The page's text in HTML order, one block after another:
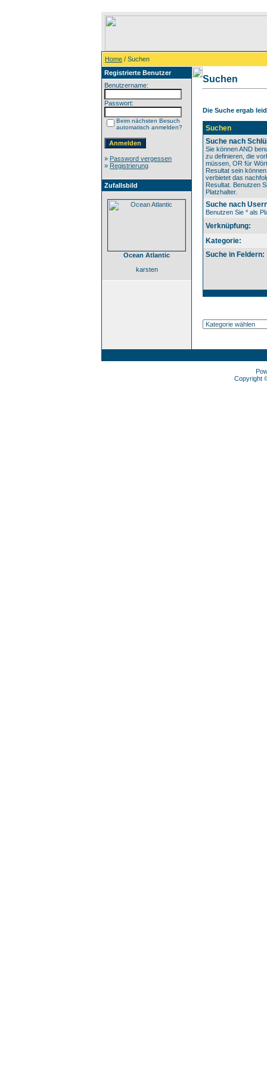
Home / Suchen
Registrierte Benutzer
Benutzername:
Passwort:
Beim nächsten Besuch
automatisch anmelden?
» Password vergessen
» Registrierung
Zufallsbild
Ocean Atlantic
karsten
Suchen
Die Suche ergab
Suchen
Suche nach
Sie können AND
zu definieren, die
müssen, OR für
Resultat sein
verbietet das
Resultat. Benutzen
Platzhalter.
Suche nach
Benutzen Sie * als
Verknüpfung:
Kategorie:
Suche in Feldern:
Copyright